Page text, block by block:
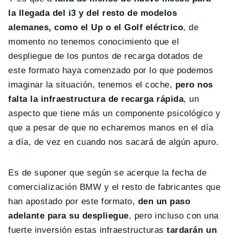
la llegada del i3 y del resto de modelos
alemanes, como el Up o el Golf eléctrico, de
momento no tenemos conocimiento que el
despliegue de los puntos de recarga dotados de
este formato haya comenzado por lo que podemos
imaginar la situación, tenemos el coche, pero nos
falta la infraestructura de recarga rápida, un
aspecto que tiene más un componente psicológico y
que a pesar de que no echaremos manos en el día
a día, de vez en cuando nos sacará de algún apuro.
Es de suponer que según se acerque la fecha de
comercialización BMW y el resto de fabricantes que
han apostado por este formato, den un paso
adelante para su despliegue, pero incluso con una
fuerte inversión estas infraestructurastardarán un